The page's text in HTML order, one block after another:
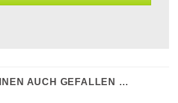
AUCH GEFALLEN …